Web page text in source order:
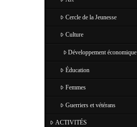
Cercle de la Jeunesse
Culture
Développement économique
Éducation
Femmes
Guerriers et vétérans
ACTIVITÉS